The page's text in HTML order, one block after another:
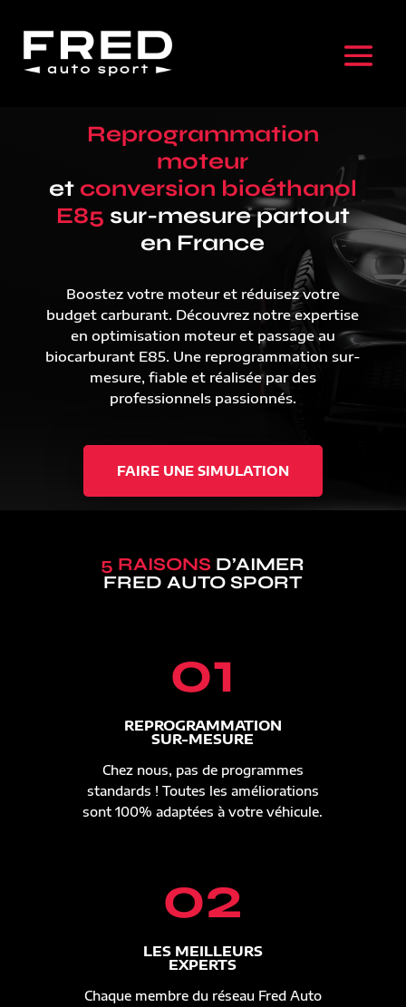
Reprogrammation
moteur
et conversion bioéthanol
E85 sur-mesure partout
en France
Boostez votre moteur et réduisez votre
budget carburant. Découvrez notre expertise
en optimisation moteur et passage au
biocarburant E85. Une reprogrammation sur-
mesure, fiable et réalisée par des
professionnels passionnés.
FAIRE UNE SIMULATION
5 RAISONS D’AIMER
FRED AUTO SPORT
01
REPROGRAMMATION
SUR-MESURE
Chez nous, pas de programmes
standards ! Toutes les améliorations
sont 100% adaptées à votre véhicule.
02
LES MEILLEURS
EXPERTS
Chaque membre du réseau Fred Auto